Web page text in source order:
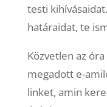
testi
határaidat, te
Közvetlen az
megadott e-
linket, amin